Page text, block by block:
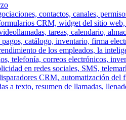
contactos, canales,
CRM, widget del sitio
tareas, calendario,
catálogo, inventario, firma
de los empleados, la
telefonía, correos electrónicos,
en redes sociales, SMS,
CRM, automatización
a texto, resumen de llamadas,